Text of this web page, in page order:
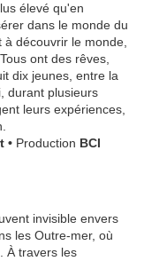
élevé qu'en
dans le monde du
découvrir le monde,
ont des rêves,
dix jeunes, entre la
durant plusieurs
leurs expériences,
• Production BCI
invisible envers
les Outre-mer, où
À travers les